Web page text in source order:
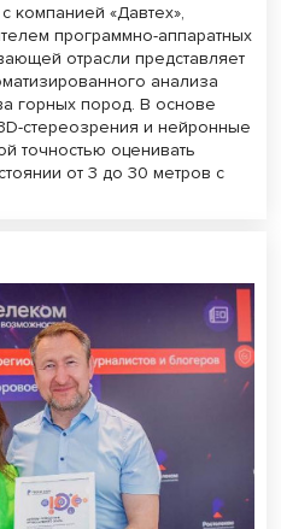
компанией «Давтех»,
программно-аппаратных
отрасли представляет
анализа
горных пород. В основе
стереозрения и нейронные
точностью оценивать
от 3 до 30 метров с